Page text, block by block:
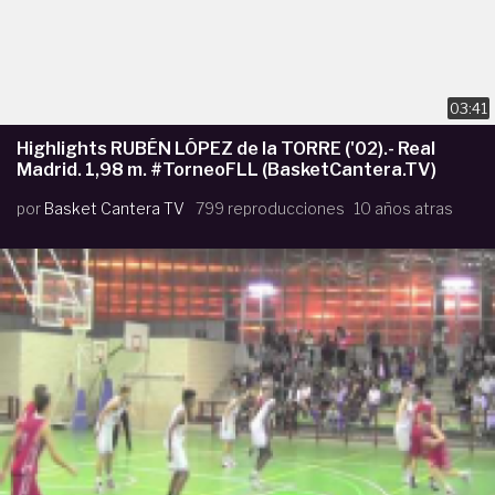
03:41
Highlights RUBÉN LÓPEZ de la TORRE ('02).- Real
Madrid. 1,98 m. #TorneoFLL (BasketCantera.TV)
por Basket Cantera TV 799 reproducciones 10 años atras